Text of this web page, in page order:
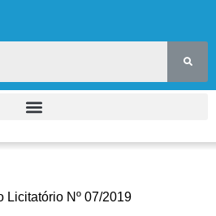
Licitatório Nº 07/2019